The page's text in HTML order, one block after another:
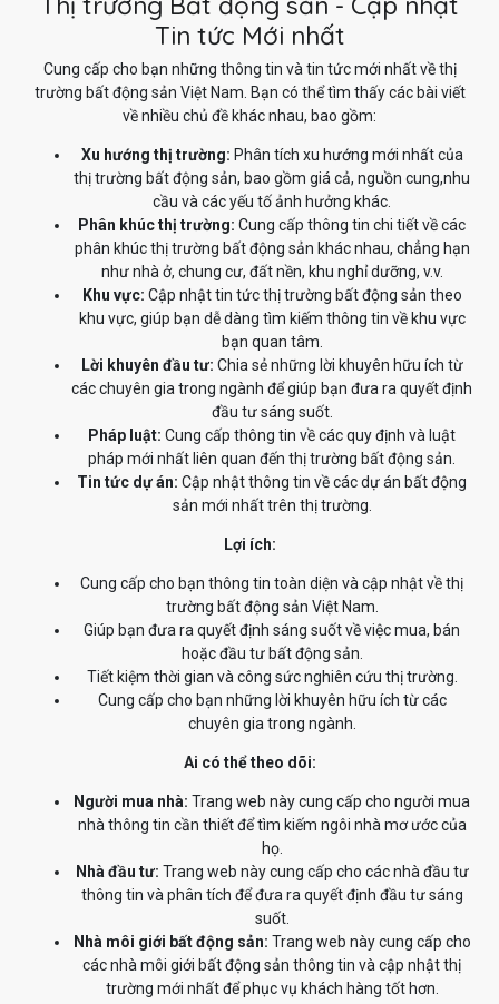
Tin tức Mới nhất
Cung cấp cho bạn những thông tin và tin tức mới nhất về thị
trường bất động sản Việt Nam. Bạn có thể tìm thấy các bài viết
về nhiều chủ đề khác nhau, bao gồm:
Xu hướng thị trường: Phân tích xu hướng mới nhất của
thị trường bất động sản, bao gồm giá cả, nguồn cung,nhu
cầu và các yếu tố ảnh hưởng khác.
Phân khúc thị trường: Cung cấp thông tin chi tiết về các
phân khúc thị trường bất động sản khác nhau, chẳng hạn
như nhà ở, chung cư, đất nền, khu nghỉ dưỡng, v.v.
Khu vực: Cập nhật tin tức thị trường bất động sản theo
khu vực, giúp bạn dễ dàng tìm kiếm thông tin về khu vực
bạn quan tâm.
Lời khuyên đầu tư: Chia sẻ những lời khuyên hữu ích từ
các chuyên gia trong ngành để giúp bạn đưa ra quyết định
đầu tư sáng suốt.
Pháp luật: Cung cấp thông tin về các quy định và luật
pháp mới nhất liên quan đến thị trường bất động sản.
Tin tức dự án: Cập nhật thông tin về các dự án bất động
sản mới nhất trên thị trường.
Lợi ích:
Cung cấp cho bạn thông tin toàn diện và cập nhật về thị
trường bất động sản Việt Nam.
Giúp bạn đưa ra quyết định sáng suốt về việc mua, bán
hoặc đầu tư bất động sản.
Tiết kiệm thời gian và công sức nghiên cứu thị trường.
Cung cấp cho bạn những lời khuyên hữu ích từ các
chuyên gia trong ngành.
Ai có thể theo dõi:
Người mua nhà: Trang web này cung cấp cho người mua
nhà thông tin cần thiết để tìm kiếm ngôi nhà mơ ước của
họ.
Nhà đầu tư: Trang web này cung cấp cho các nhà đầu tư
thông tin và phân tích để đưa ra quyết định đầu tư sáng
suốt.
Nhà môi giới bất động sản: Trang web này cung cấp cho
các nhà môi giới bất động sản thông tin và cập nhật thị
trường mới nhất để phục vụ khách hàng tốt hơn.